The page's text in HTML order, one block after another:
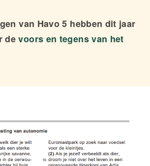
van Havo 5 hebben dit jaar
devoors en tegens van het